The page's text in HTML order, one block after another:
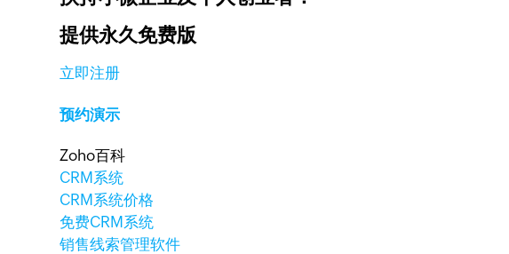
提供永久免费版
立即注册
预约演示
Zoho百科
CRM系统
CRM系统价格
免费CRM系统
销售线索管理软件